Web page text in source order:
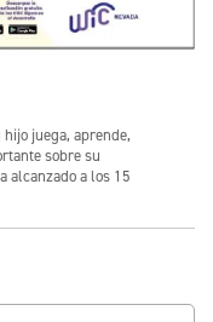
juega, aprende,
sobre su
alcanzado a los 15